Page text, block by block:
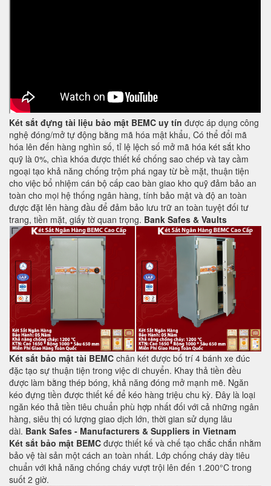
Két sắt đựng tài liệu bảo mật BEMC uy tín được áp dụng công
nghệ đóng/mở tự động bằng mã hóa mật khẩu, Có thể đổi mã
hóa lên đến hàng nghìn số, tỉ lệ lệch số mở mã hóa két sắt kho
quỹ là 0%, chìa khóa được thiết kế chống sao chép và tay cầm
ngoại tạo khả năng chống trộm phá ngay từ bề mặt, thuận tiện
cho việc bổ nhiệm cán bộ cấp cao bàn giao kho quỹ đảm bảo an
toàn cho mọi hệ thống ngân hàng, tính bảo mật và độ an toàn
được đặt lên hàng đầu để đảm bảo lưu trữ an toàn tuyệt đối tư
trang, tiền mặt, giấy tờ quan trọng. Bank Safes & Vaults
Két sắt bảo mật tài BEMC chân két được bố trí 4 bánh xe đúc
đặc tạo sự thuận tiện trong việc di chuyển. Khay thả tiền đều
được làm bằng thép bóng, khả năng đóng mở mạnh mẽ. Ngăn
kéo đựng tiền được thiết kế để kéo hàng triệu chu kỳ. Đây là loại
ngăn kéo thả tiền tiêu chuẩn phù hợp nhất đối với cả những ngân
hàng, siêu thị có lượng giao dịch lớn, thời gian sử dụng lâu
dài. Bank Safes - Manufacturers & Suppliers in Vietnam
Két sắt bảo mật BEMC được thiết kế và chế tạo chắc chắn nhằm
bảo vệ tài sản một cách an toàn nhất. Lớp chống cháy dày tiêu
chuẩn với khả năng chống cháy vượt trội lên đến 1.200°C trong
suốt 2 giờ.